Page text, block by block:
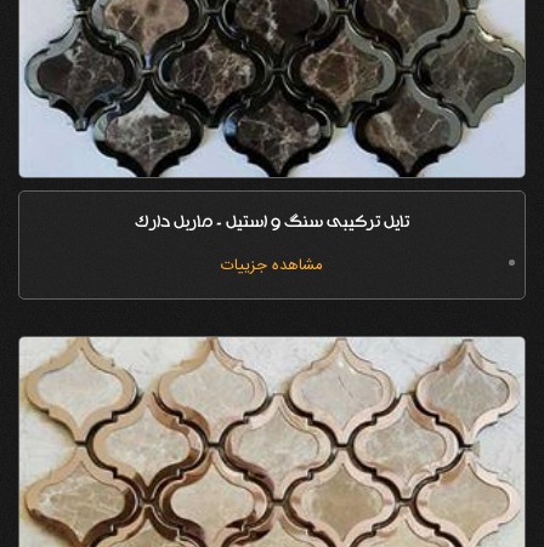
نصب تایل سنگ و استیل
جهت نصب تایل های ترکیبی سنگ و استیل حتماً از
«چسب سنگ» استفاده نمائید.
تایل ترکیبی سنگ و استیل - ماربل دارک
مشاهده جزییات